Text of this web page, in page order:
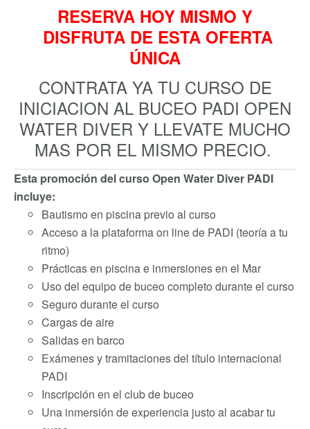
RESERVA HOY MISMO Y
DISFRUTA DE ESTA OFERTA
ÚNICA
CONTRATA YA TU CURSO DE
INICIACION AL BUCEO PADI OPEN
WATER DIVER Y LLEVATE MUCHO
MAS POR EL MISMO PRECIO.
Esta promoción del curso Open Water Diver PADI
incluye:
Bautismo en piscina previo al curso
Acceso a la plataforma on line de PADI (teoría a tu
ritmo)
Prácticas en piscina e inmersiones en el Mar
Uso del equipo de buceo completo durante el curso
Seguro durante el curso
Cargas de aire
Salidas en barco
Exámenes y tramitaciones del título internacional
PADI
Inscripción en el club de buceo
Una inmersión de experiencia justo al acabar tu